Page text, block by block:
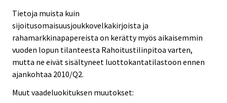
Tietoja muista kuin
sijoitusomaisuusjoukkovelkakirjoista ja
rahamarkkinapapereista on kerätty myös aikaisemmin
vuoden lopun tilanteesta Rahoitustilinpitoa varten,
mutta ne eivät sisältyneet luottokantatilastoon ennen
ajankohtaa 2010/Q2.
Muut vaadeluokituksen muutokset: